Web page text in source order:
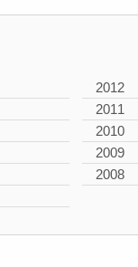
2012
2011
2010
2009
2008